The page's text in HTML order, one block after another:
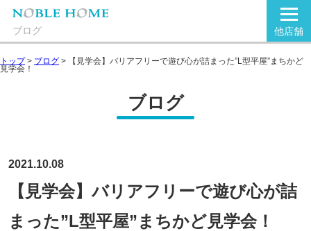
ブログ 他店舗
トップ> ブログ > 【見学会】バリアフリーで遊び心が詰まった”L型平屋”まちかど
見学会！
ブログ
2021.10.08
【見学会】バリアフリーで遊び心が詰
まった”L型平屋”まちかど見学会！